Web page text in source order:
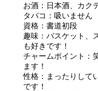
お酒：日本酒、カク
タバコ：吸いません
資格：書道初段
趣味：バスケット、
も好きです！
チャームポイント：
ます！
性格：まったりして
です！